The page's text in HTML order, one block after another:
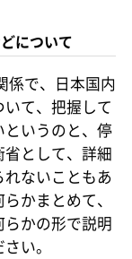
について
係で、日本国内
て、把握して
いうのと、停
として、詳細
ないこともあ
かまとめて、
かの形で説明
い。